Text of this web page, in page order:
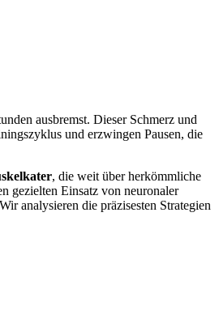
ausbremst. Dieser Schmerz und
und erzwingen Pausen, die
, die weit über herkömmliche
gezielten Einsatz von neuronaler
analysieren die präzisesten Strategien